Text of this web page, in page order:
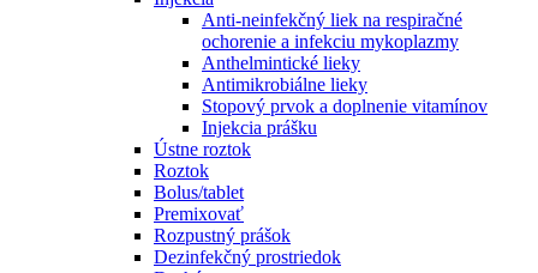
Anti-neinfekčný liek na respiračné
ochorenie a infekciu mykoplazmy
Anthelmintické lieky
Antimikrobiálne lieky
Stopový prvok a doplnenie vitamínov
Injekcia prášku
Ústne roztok
Roztok
Bolus/tablet
Premixovať
Rozpustný prášok
Dezinfekčný prostriedok